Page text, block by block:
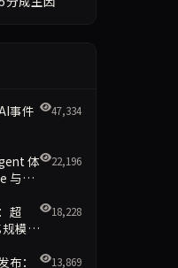
事件
47,334
体
与
22,196
超
模引
18,228
：
13,869